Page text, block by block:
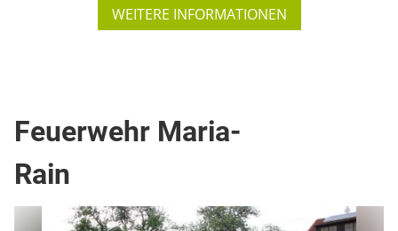
WEITERE INFORMATIONEN
Feuerwehr Maria-
Rain